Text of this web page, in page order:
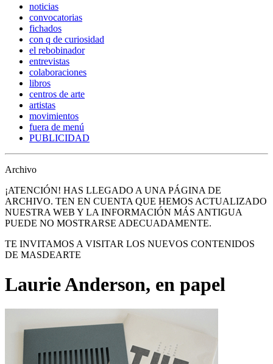
noticias
convocatorias
fichados
con q de curiosidad
el rebobinador
entrevistas
colaboraciones
libros
centros de arte
artistas
movimientos
fuera de menú
PUBLICIDAD
Archivo
¡ATENCIÓN! HAS LLEGADO A UNA PÁGINA DE
ARCHIVO. TEN EN CUENTA QUE HEMOS ACTUALIZADO
NUESTRA WEB Y LA INFORMACIÓN MÁS ANTIGUA
PUEDE NO MOSTRARSE ADECUADAMENTE.
TE INVITAMOS A VISITAR LOS NUEVOS CONTENIDOS
DE MASDEARTE
Laurie Anderson, en papel